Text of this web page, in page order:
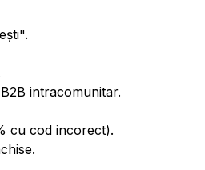
intracomunitar.
cu cod incorect).